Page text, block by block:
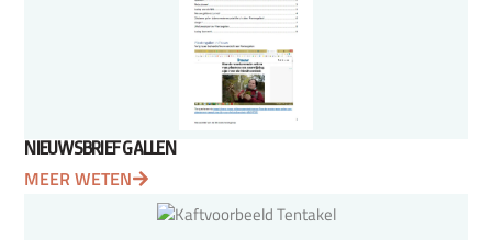
NIEUWSBRIEF GALLEN
MEER WETEN